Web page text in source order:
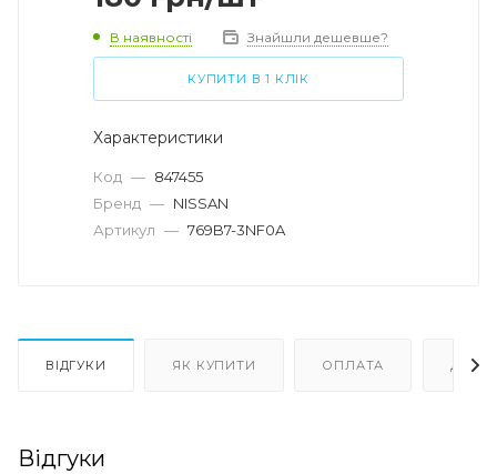
В наявності Знайшли дешевше?
КУПИТИ В 1 КЛІК
Характеристики
Код — 847455
Бренд — NISSAN
Артикул — 769B7-3NF0A
ВІДГУКИ ЯК КУПИТИ ОПЛАТА
Відгуки